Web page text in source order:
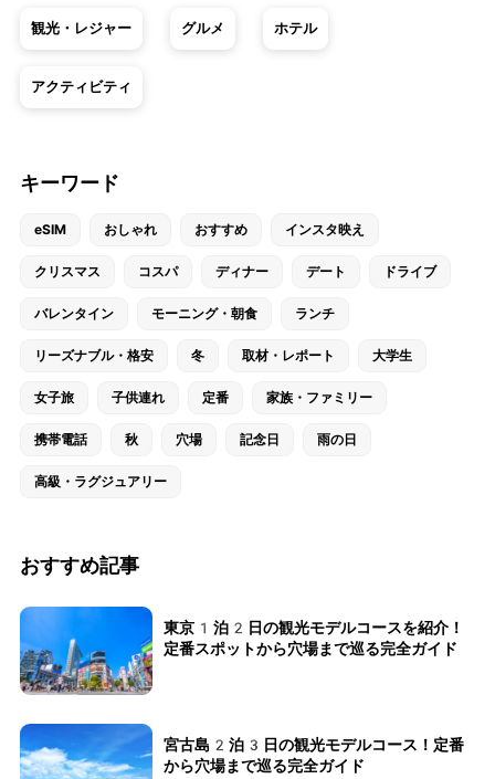
観光・レジャー グルメ ホテル
アクティビティ
キーワード
eSIM おしゃれ おすすめ インスタ映え
クリスマス コスパ ディナー デート ドライブ
バレンタイン モーニング・朝食 ランチ
リーズナブル・格安 冬 取材・レポート 大学生
女子旅 子供連れ 定番 家族・ファミリー
携帯電話 秋 穴場 記念日 雨の日
高級・ラグジュアリー
おすすめ記事
東京1泊2日の観光モデルコースを紹介！
定番スポットから穴場まで巡る完全ガイド
宮古島2泊3日の観光モデルコース！定番
から穴場まで巡る完全ガイド